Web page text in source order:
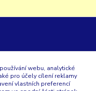
webu, analytické
pro účely cílení reklamy
vlastních preferencí